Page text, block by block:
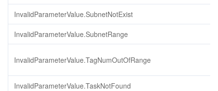
InvalidParameterValue.SubnetNotExist
InvalidParameterValue.SubnetRange
InvalidParameterValue.TagNumOutOfRange
InvalidParameterValue.TaskNotFound